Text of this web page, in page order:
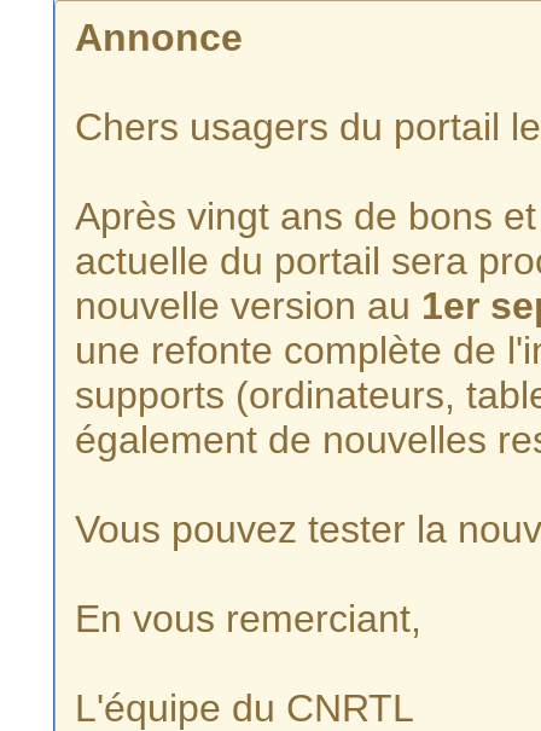
Annonce
Chers usagers du portail
Après vingt ans de bons
actuelle du portail sera
nouvelle version au 1er
une refonte complète de
supports (ordinateurs,
également de nouvelles
Vous pouvez tester la
En vous remerciant,
L'équipe du CNRTL